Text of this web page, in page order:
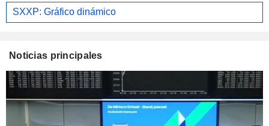
SXXP: Gráfico dinámico
Noticias principales